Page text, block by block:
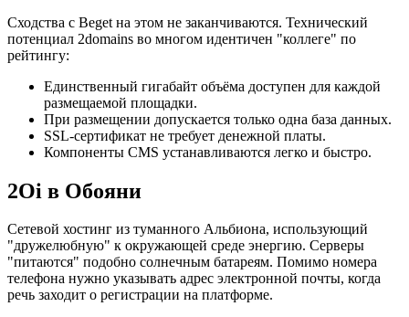
Сходства с Beget на этом не заканчиваются. Технический
потенциал 2domains во многом идентичен "коллеге" по
рейтингу:
Единственный гигабайт объёма доступен для каждой
размещаемой площадки.
При размещении допускается только одна база данных.
SSL-сертификат не требует денежной платы.
Компоненты CMS устанавливаются легко и быстро.
2Oi в Обояни
Сетевой хостинг из туманного Альбиона, использующий
"дружелюбную" к окружающей среде энергию. Серверы
"питаются" подобно солнечным батареям. Помимо номера
телефона нужно указывать адрес электронной почты, когда
речь заходит о регистрации на платформе.